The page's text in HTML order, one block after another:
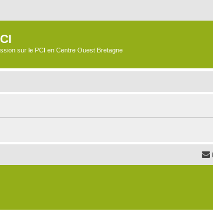
sur le PCI en Centre Ouest Bretagne